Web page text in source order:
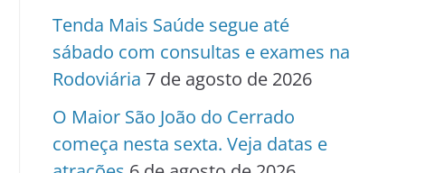
Tenda Mais Saúde segue até
sábado com consultas e exames na
Rodoviária 7 de agosto de 2026
O Maior São João do Cerrado
começa nesta sexta. Veja datas e